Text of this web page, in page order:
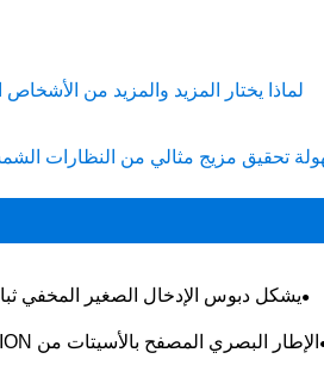
لماذا يختار المزيد والمزيد من الأشخاص
تحقيق مزيج مثالي من النظارات
يشكل دبوس الإدخال الصغير المخفي